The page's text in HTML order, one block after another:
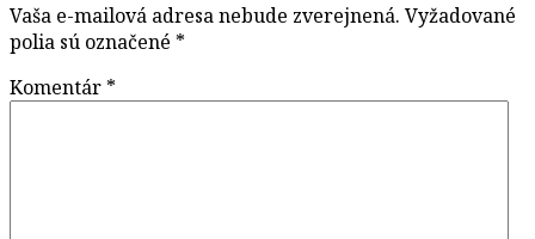
Vaša e-mailová adresa nebude zverejnená. Vyžadované
polia sú označené *
Komentár *